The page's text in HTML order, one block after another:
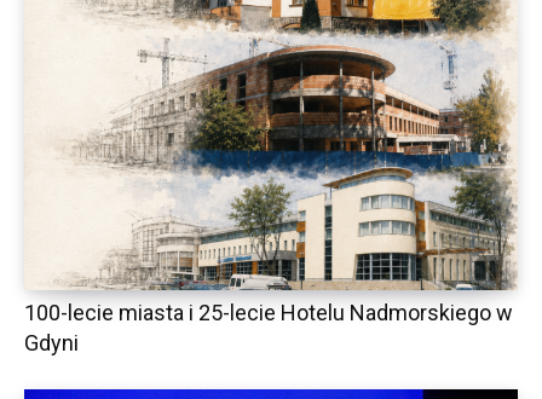
100-lecie miasta i 25-lecie Hotelu Nadmorskiego w
Gdyni